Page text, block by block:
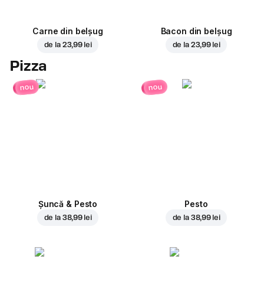
Carne din belșug
de la 23,99 lei
Bacon din belșug
de la 23,99 lei
Pizza
nou
Șuncă & Pesto
de la 38,99 lei
nou
Pesto
de la 38,99 lei